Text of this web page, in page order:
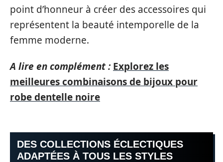
point d’honneur à créer des accessoires qui
représentent la beauté intemporelle de la
femme moderne.
A lire en complément : Explorez les
meilleures combinaisons de bijoux pour
robe dentelle noire
DES COLLECTIONS ÉCLECTIQUES
ADAPTÉES À TOUS LES STYLES